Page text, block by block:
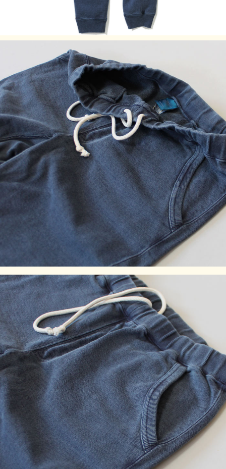
ズ
股上(cm) 股下(cm)
わたり幅
(cm)
(cm)
約70-88 25.5 66 25
M 約74-92 26 67 11.5
L 約80-98 27 68 27.5 12
34-36イ
ンチ
製品染め商品は染色と洗いにより縮んだ状態で販売しており
ますので仕上がりの寸法には個体差があります。上記の寸法
値は目安としてご参考ください。詳しくはサイズチャートペ
ージにてご確認ください。
※商品写真の色合いは、ご使用のデバイス並びにモニター設
定等により誤差が生じる場合がございます。また、掲載写真
の撮影には量産前のサンプルを使用している場合もございま
すので、実際の製品とは仕様や色合いが異なる場合がござい
※天然素材を用いた製品染め商品は、素材感、サイズ感、色
合い等に個体差があります。
素材：100% Cotton / 13 oz French Terry
染色技法：製品染め（反応染め）、製品染め（顔料染め）
※ご購入後はじめの数回は色落ちする事がありますので単品
でのお洗濯をおすすめ致します。
ご注意事項：製品染め後に洗濯乾燥済みのため最も縮んでい
る状態です。着用していくうちに詰まっている編み目が緩
み、身体に馴染んでいきます。
※製品染め商品の特性上、染め上がりのお色やサイズに若干
の個体差がございますので予めご了承ください。また、独特
のユーズド感のある表情、多少のゆがみや擦れ、縫い目部分
のしわ、編み地の筋やムラなどは製品の特徴です。素材の持
つ不均一感やラフ感をお楽しみください。